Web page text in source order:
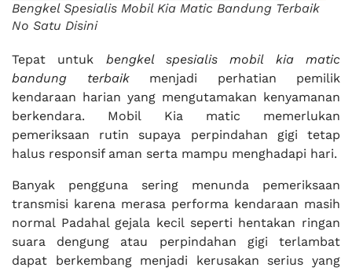
Bengkel Spesialis Mobil Kia Matic Bandung Terbaik
No Satu Disini
Tepat untuk bengkel spesialis mobil kia matic
bandung terbaikmenjadi perhatian pemilik
kendaraan harian yang mengutamakan kenyamanan
berkendara. Mobil Kia matic memerlukan
pemeriksaan rutin supaya perpindahan gigi tetap
halus responsif aman serta mampu menghadapi hari.
Banyak pengguna sering menunda pemeriksaan
transmisi karena merasa performa kendaraan masih
normal Padahal gejala kecil seperti hentakan ringan
suara dengung atau perpindahan gigi terlambat
dapat berkembang menjadi kerusakan serius yang